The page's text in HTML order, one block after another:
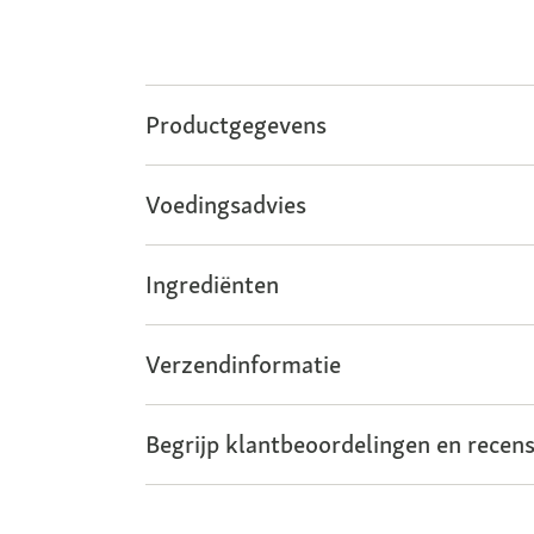
Productgegevens
Voedingsadvies
Ingrediënten
Verzendinformatie
Begrijp klantbeoordelingen en